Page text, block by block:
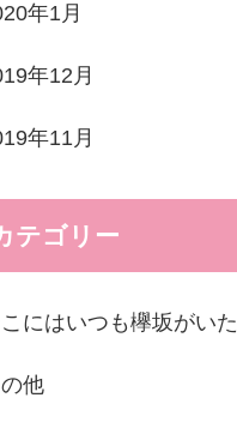
年1月
年12月
年11月
テゴリー
にはいつも欅坂がいた
他